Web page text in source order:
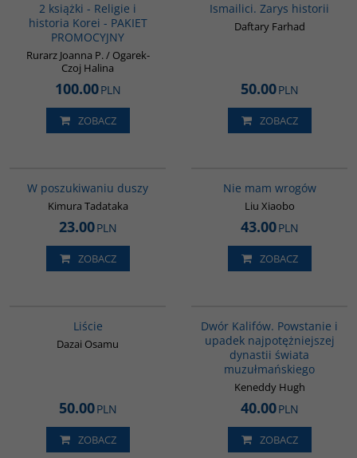
2 książki - Religie i
historia Korei - PAKIET
PROMOCYJNY
Rurarz Joanna P. / Ogarek-
Czoj Halina
100.00PLN
ZOBACZ
Ismailici. Zarys historii
Daftary Farhad
50.00PLN
ZOBACZ
W poszukiwaniu duszy
Kimura Tadataka
23.00PLN
ZOBACZ
Nie mam wrogów
Liu Xiaobo
43.00PLN
ZOBACZ
Liście
Dazai Osamu
50.00PLN
ZOBACZ
Dwór Kalifów. Powstanie i
upadek najpotężniejszej
dynastii świata
muzułmańskiego
Keneddy Hugh
40.00PLN
ZOBACZ